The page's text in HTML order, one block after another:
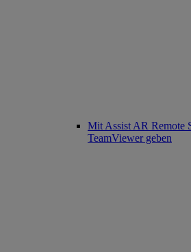
Mit Assist AR Remote
TeamViewer geben